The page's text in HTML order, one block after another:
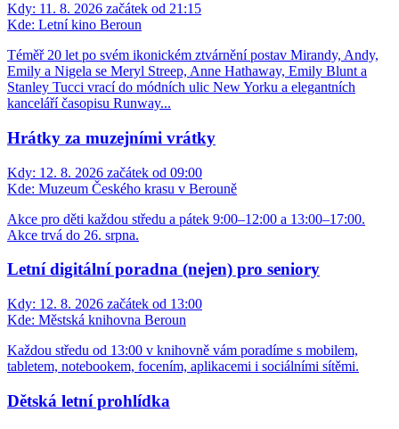
Kdy: 11. 8. 2026 začátek od 21:15
Kde: Letní kino Beroun
Téměř 20 let po svém ikonickém ztvárnění postav Mirandy, Andy,
Emily a Nigela se Meryl Streep, Anne Hathaway, Emily Blunt a
Stanley Tucci vrací do módních ulic New Yorku a elegantních
kanceláří časopisu Runway...
Hrátky za muzejními vrátky
Kdy: 12. 8. 2026 začátek od 09:00
Kde: Muzeum Českého krasu v Berouně
Akce pro děti každou středu a pátek 9:00–12:00 a 13:00–17:00.
Akce trvá do 26. srpna.
Letní digitální poradna (nejen) pro seniory
Kdy: 12. 8. 2026 začátek od 13:00
Kde: Městská knihovna Beroun
Každou středu od 13:00 v knihovně vám poradíme s mobilem,
tabletem, notebookem, focením, aplikacemi i sociálními sítěmi.
Dětská letní prohlídka